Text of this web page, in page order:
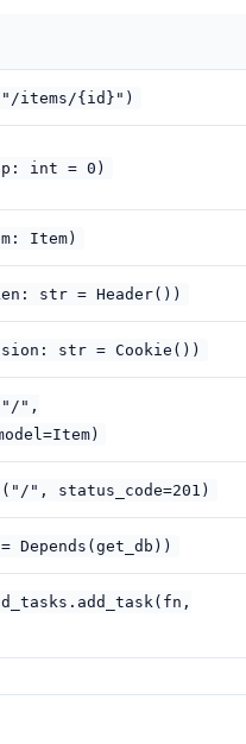
items/{id}")
int = 0)
Item)
str = Header())
str = Cookie())
",
", status_code=201)
Depends(get_db))